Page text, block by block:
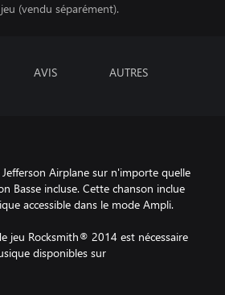
(vendu séparément).
AVIS AUTRES
Airplane sur n'importe quelle
Basse incluse. Cette chanson inclue
accessible dans le mode Ampli.
jeu Rocksmith® 2014 est nécessaire
disponibles sur